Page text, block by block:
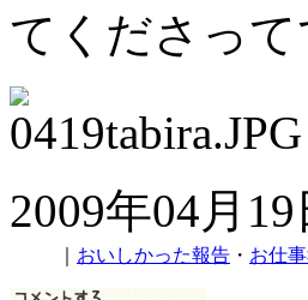
てくださっ
2009年04月19
おいしかった報告 ・ お仕